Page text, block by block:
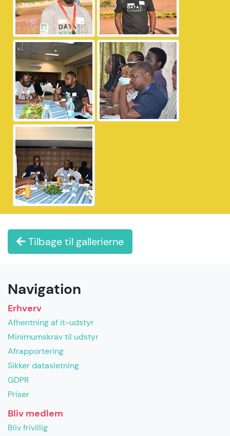
Tilbage til gallerierne
Navigation
Erhverv
Afhentning af it-udstyr
Minimumskrav til udstyr
Afrapportering
Sikker datasletning
GDPR
Priser
Bliv medlem
Bliv frivillig